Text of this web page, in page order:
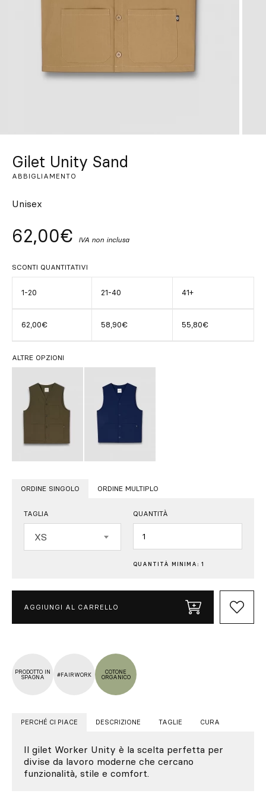
Gilet Unity Sand
ABBIGLIAMENTO
Unisex
62,00€ IVA non inclusa
SCONTI QUANTITATIVI
1-20 21-40 41+
62,00€ 58,90€ 55,80€
ALTRE OPZIONI
ORDINE SINGOLO ORDINE MULTIPLO
TAGLIA
XS
QUANTITÀ
QUANTITÀ MINIMA: 1
AGGIUNGI AL CARRELLO
PRODOTTO IN
SPAGNA
#FAIRWORK
COTONE
ORGANICO
PERCHÉ CI PIACE DESCRIZIONE TAGLIE CURA
Il gilet Worker Unity è la scelta perfetta per
divise da lavoro moderne che cercano
funzionalità, stile e comfort.